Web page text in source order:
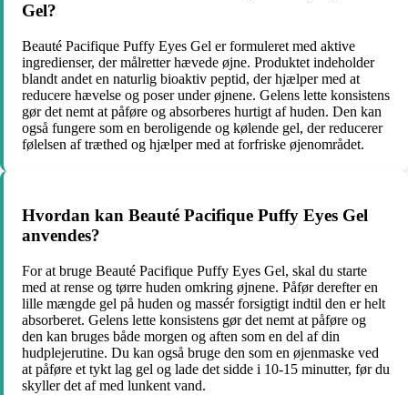
Gel?
Beauté Pacifique Puffy Eyes Gel er formuleret med aktive
ingredienser, der målretter hævede øjne. Produktet indeholder
blandt andet en naturlig bioaktiv peptid, der hjælper med at
reducere hævelse og poser under øjnene. Gelens lette konsistens
gør det nemt at påføre og absorberes hurtigt af huden. Den kan
også fungere som en beroligende og kølende gel, der reducerer
følelsen af træthed og hjælper med at forfriske øjenområdet.
Hvordan kan Beauté Pacifique Puffy Eyes Gel
anvendes?
For at bruge Beauté Pacifique Puffy Eyes Gel, skal du starte
med at rense og tørre huden omkring øjnene. Påfør derefter en
lille mængde gel på huden og massér forsigtigt indtil den er helt
absorberet. Gelens lette konsistens gør det nemt at påføre og
den kan bruges både morgen og aften som en del af din
hudplejerutine. Du kan også bruge den som en øjenmaske ved
at påføre et tykt lag gel og lade det sidde i 10-15 minutter, før du
skyller det af med lunkent vand.